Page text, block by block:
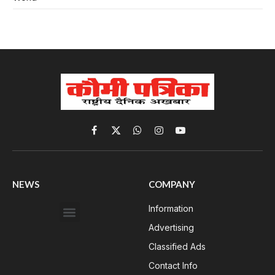
Facebook
X
(Twitter)
WhatsApp
InstagramYouTube
NEWS COMPANY
Information
Advertising
Classified Ads
Contact Info